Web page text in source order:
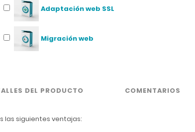
Adaptación web SSL
Migración web
DEL PRODUCTO COMENTARIOS
las siguientes ventajas: